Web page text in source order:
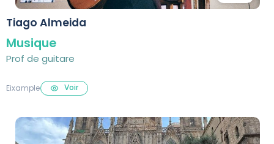
Tiago Almeida
Musique
Prof de guitare
Eixample Voir